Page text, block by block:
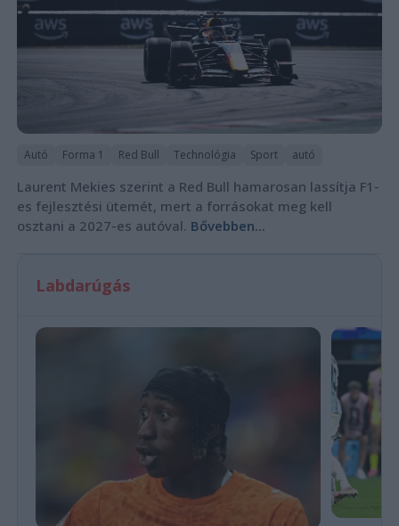
Autó Forma 1 Red Bull Technológia Sport autó
Laurent Mekies szerint a Red Bull hamarosan lassítja F1-
es fejlesztési ütemét, mert a forrásokat meg kell
osztani a 2027-es autóval. Bővebben...
Labdarúgás